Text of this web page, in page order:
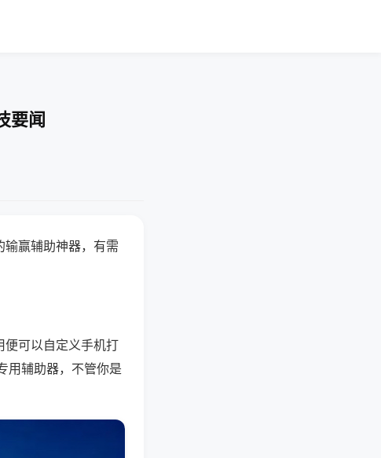
要闻
输赢辅助神器，有需
便可以自定义手机打
用辅助器，不管你是